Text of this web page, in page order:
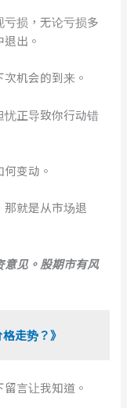
损，无论亏损多
出。
机会的到来。
忧正导致你行动错
变动。
就是从市场退
意见。股期市有风
走势？》
言让我知道。